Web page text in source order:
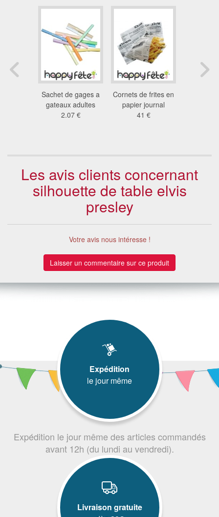
Sachet de gages a
gateaux adultes
2.07 €
Cornets de frites en
papier journal
41 €
Les avis clients concernant
silhouette de table elvis
presley
Votre avis nous intéresse !
Laisser un commentaire sur ce produit
Expédition
le jour même
Expédition le jour même des articles commandés
avant 12h (du lundi au vendredi).
Livraison gratuite